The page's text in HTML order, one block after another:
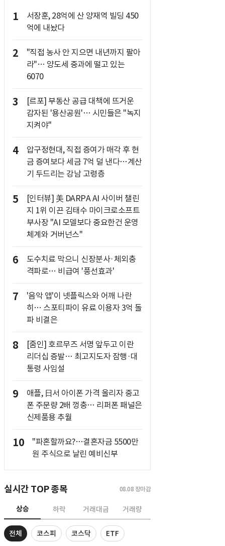
1
서장훈, 28억에 산 양재역 빌딩 450
억에 내놨다
2
"직접 농사 안 지으면 내년까지 팔아
라"… 양도세 중과에 떨고 있는
6070
3
[르포] 부동산 공급 대책에 뜨거운
감자된 '용산공원'… 시민들은 "녹지
지켜야"
4
압구정현대, 직접 증여가 매각 후 현
금 증여보다 세금 7억 덜 낸다…계산
기 두드리는 강남 고령층
5
[인터뷰] 美 DARPA AI 사이버 챌린
지 1위 이끈 김태수 마이크로소프트
부사장 "AI 모델보다 중요한건 운영
체계와 거버넌스"
6
도수치료 막으니 신장분사·체외충
격파로… 비급여 '풍선효과'
7
'음악 앱'이 넷플릭스와 어깨 나란
히… 스포티파이 유료 이용자 3억 돌
파 비결은
8
[줌인] 호르무즈 서명 앞두고 이란
리더십 증발… 최고지도자 잠행·대
통령 사임설
9
애플, 日서 아이폰 가격 올리자 중고
폰 주문량 2배 껑충… 리퍼폰 패널은
신제품용 추월
10
"파혼할까요?…결혼자금 5500만
원 주식으로 날린 예비신부
실시간 TOP 종목 08.08 장마감
상승 하락 거래대금 거래량
전체 코스피 코스닥 ETF